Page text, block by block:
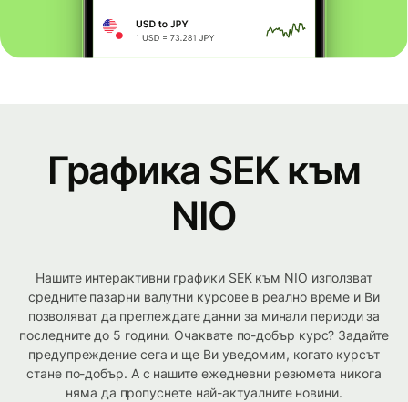
Графика SEK към
NIO
Нашите интерактивни графики SEK към NIO използват
средните пазарни валутни курсове в реално време и Ви
позволяват да преглеждате данни за минали периоди за
последните до 5 години. Очаквате по-добър курс? Задайте
предупреждение сега и ще Ви уведомим, когато курсът
стане по-добър. А с нашите ежедневни резюмета никога
няма да пропуснете най-актуалните новини.